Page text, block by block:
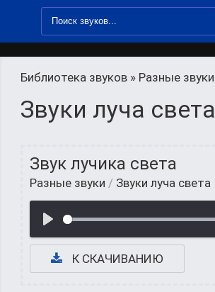
Библиотека звуков » Разные звуки
Звуки луча света
Звук лучика света
Разные звуки / Звуки луча света
К СКАЧИВАНИЮ